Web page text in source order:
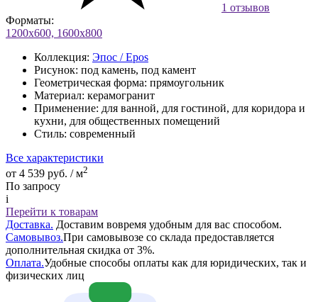
1 отзывов
Форматы:
1200x600, 1600x800
Коллекция: Эпос / Epos
Рисунок: под камень, под камент
Геометрическая форма: прямоугольник
Материал: керамогранит
Применение: для ванной, для гостиной, для коридора и
кухни, для общественных помещений
Стиль: современный
Все характеристики
от 4 539 руб. / м2
По запросу
i
Перейти к товарам
Доставка. Доставим вовремя удобным для вас способом.
Самовывоз.При самовывозе со склада предоставляется
дополнительная скидка от 3%.
Оплата.Удобные способы оплаты как для юридических, так и
физических лиц